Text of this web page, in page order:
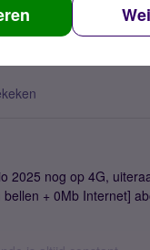
2025 nog op 4G,
+ 0Mb Internet]